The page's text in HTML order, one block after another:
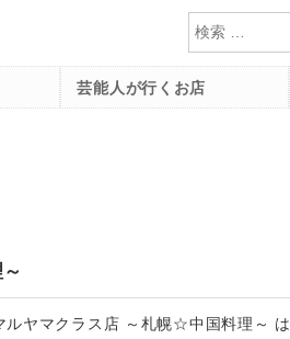
検索
ルヤマクラス店 ～札幌☆中国料理～ は
芸能人が行くお店